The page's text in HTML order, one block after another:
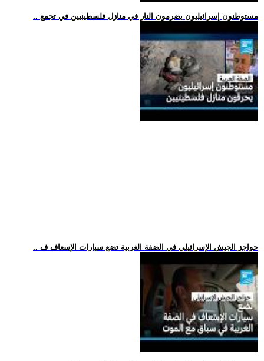
.. مستوطنون إسرائيليون يضرمون النار في منازل فلسطينيين في تجمع
.. حواجز الجيش الإسرائيلي في الضفة الغربية تضع سيارات الإسعاف ف